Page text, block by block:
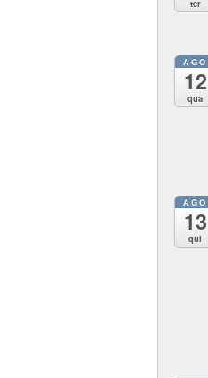
ter
AGO
12
qua
AGO
13
qui